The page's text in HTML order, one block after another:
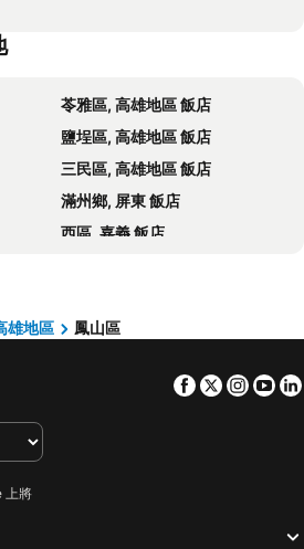
Jia
國際星辰旅館
CHECK inn Express Kaohsiung Love River
Kiwi Express Hotel - Jiuru Rd
高雄國際會館
春天藝術大飯店
歌德商旅
臺南機場
高雄城市光廊
苓雅區, 高雄地區 飯店
鹽埕區, 高雄地區 飯店
三民區, 高雄地區 飯店
滿州鄉, 屏東 飯店
西區, 嘉義 飯店
關山鎮, 台東 飯店
布袋鎮, 嘉義 飯店
雄地區 鳳山區
Facebook
Twitter
上將